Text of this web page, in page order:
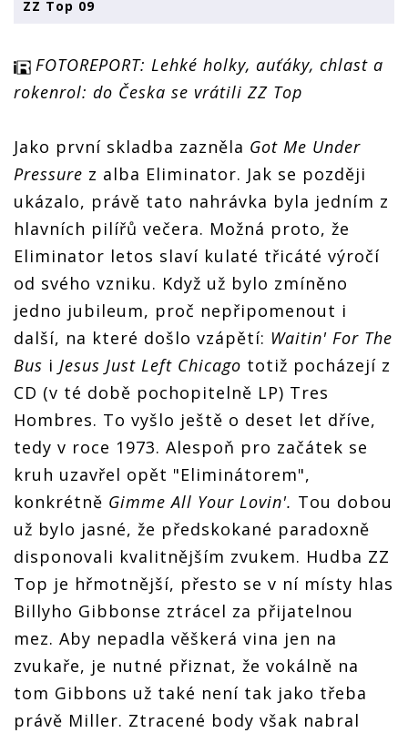
ZZ Top 09
FOTOREPORT: Lehké holky, auťáky, chlast a
rokenrol: do Česka se vrátili ZZ Top
Jako první skladba zazněla Got Me Under
Pressure z alba Eliminator. Jak se později
ukázalo, právě tato nahrávka byla jedním z
hlavních pilířů večera. Možná proto, že
Eliminator letos slaví kulaté třicáté výročí
od svého vzniku. Když už bylo zmíněno
jedno jubileum, proč nepřipomenout i
další, na které došlo vzápětí: Waitin' For The
Bus i Jesus Just Left Chicago totiž pocházejí z
CD (v té době pochopitelně LP) Tres
Hombres. To vyšlo ještě o deset let dříve,
tedy v roce 1973. Alespoň pro začátek se
kruh uzavřel opět "Eliminátorem",
konkrétně Gimme All Your Lovin'. Tou dobou
už bylo jasné, že předskokané paradoxně
disponovali kvalitnějším zvukem. Hudba ZZ
Top je hřmotnější, přesto se v ní místy hlas
Billyho Gibbonse ztrácel za přijatelnou
mez. Aby nepadla věškerá vina jen na
zvukaře, je nutné přiznat, že vokálně na
tom Gibbons už také není tak jako třeba
právě Miller. Ztracené body však nabral